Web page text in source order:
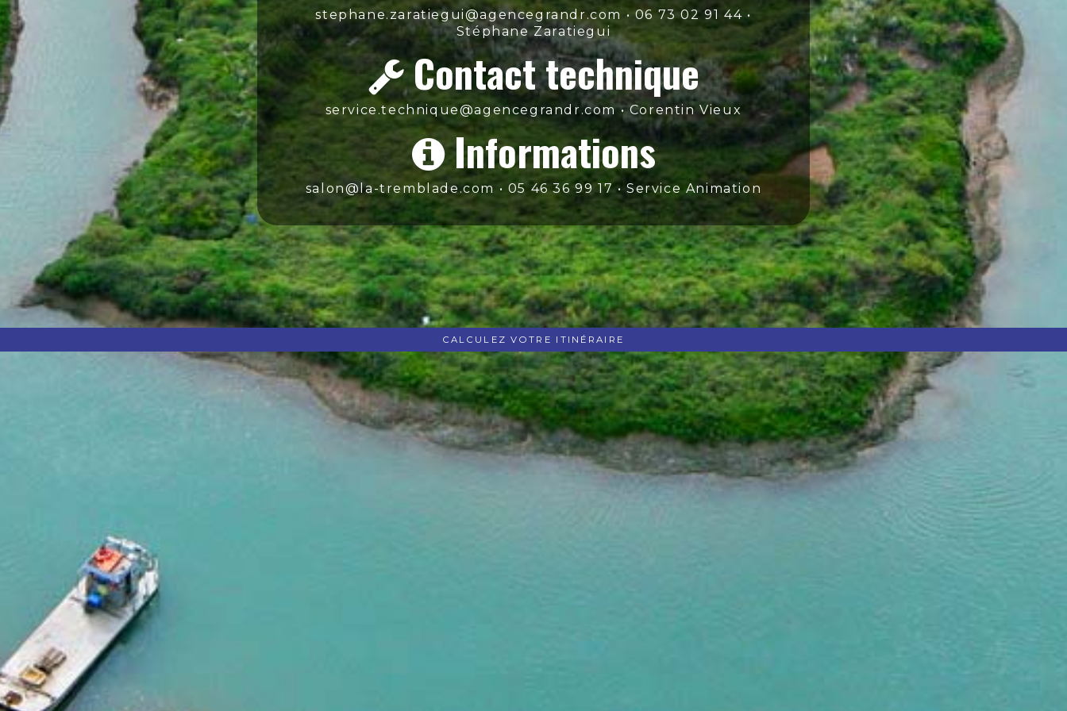
stephane.zaratiegui@agencegrandr.com • 06 73 02 91 44 •
Stéphane Zaratiegui
Contact technique
service.technique@agencegrandr.com • Corentin Vieux
Informations
salon@la-tremblade.com • 05 46 36 99 17 • Service Animation
CALCULEZ VOTRE ITINÉRAIRE